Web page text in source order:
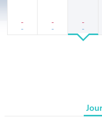
-
-
-
-
-
-